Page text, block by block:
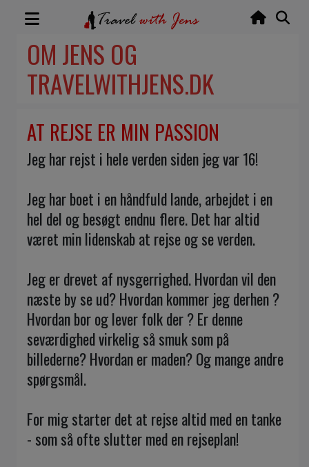
OM JENS OG
TRAVELWITHJENS.DK
AT REJSE ER MIN PASSION
Jeg har rejst i hele verden siden jeg var 16!
Jeg har boet i en håndfuld lande, arbejdet i en
hel del og besøgt endnu flere. Det har altid
været min lidenskab at rejse og se verden.
Jeg er drevet af nysgerrighed. Hvordan vil den
næste by se ud? Hvordan kommer jeg derhen ?
Hvordan bor og lever folk der ? Er denne
seværdighed virkelig så smuk som på
billederne? Hvordan er maden? Og mange andre
spørgsmål.
For mig starter det at rejse altid med en tanke
- som så ofte slutter med en rejseplan!